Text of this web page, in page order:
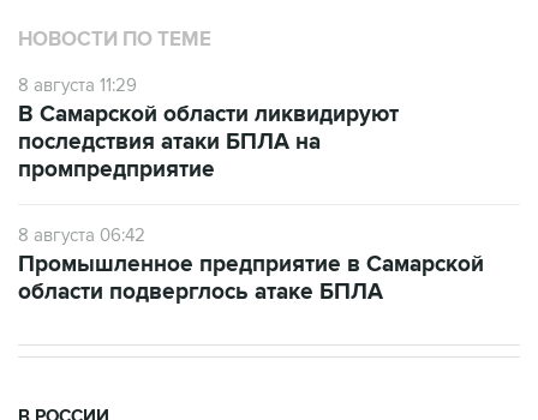
НОВОСТИ ПО ТЕМЕ
8 августа 11:29
В Самарской области ликвидируют
последствия атаки БПЛА на
промпредприятие
8 августа 06:42
Промышленное предприятие в Самарской
области подверглось атаке БПЛА